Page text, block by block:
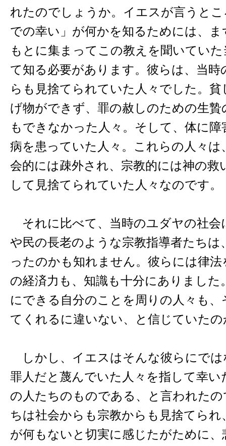
れたのでしょうか。イエスが言うと
での幸い」が何かを知るためには、
もとに集まってこの教えを聞いてい
て知る必要があります。彼らは、当時
らも見捨てられていた人々でした。
げ物ができず、罪の赦しのための生
もできなかった人々。そして、体に
病を患っていた人々。これらの人々は
会的には疎外され、宗教的には神の救
して見捨てられていた人々なのです。
それに比べて、当時のユダヤの社会
や民の長老のような宗教指導者たちは
ったのかも知れません。彼らには律
の経済力も、知識も十分にありまし
にできる自分のことを周りの人々も
てくれるに違いない、と信じていた
しかし、イエスはそんな彼らにでは
罪人だと蔑んでいた人々を指して幸
の人たちのものである、と言われた
ちは社会からも宗教からも見捨てら
が何もないと切実に感じたがために